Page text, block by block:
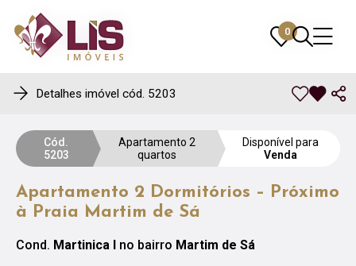
0
0
Detalhes imóvel cód. 5203
Cód.
5203
Apartamento 2
quartos
Disponível para
Venda
Apartamento 2 Dormitórios – Próximo
à Praia Martim de Sá
Cond. Martinica I no bairro Martim de Sá